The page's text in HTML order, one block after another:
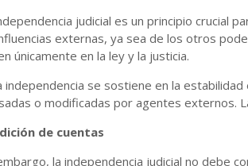
judicial es un principio crucial
externas, ya sea de los otros
únicamente en la ley y la justicia.
independencia se sostiene en la
o modificadas por agentes externos.
de cuentas
la independencia judicial no debe